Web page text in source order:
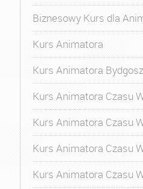
Biznesowy Kurs dla
Kurs Animatora
Kurs Animatora
Kurs Animatora Czasu
Kurs Animatora Czasu
Kurs Animatora Czasu
Kurs Animatora Czasu